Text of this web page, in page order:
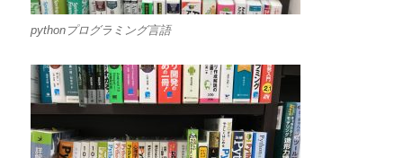
pythonプログラミング言語